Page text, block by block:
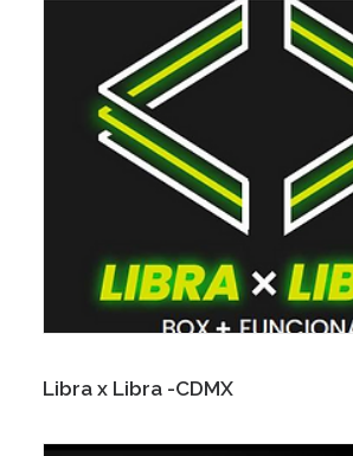
Libra x Libra -CDMX